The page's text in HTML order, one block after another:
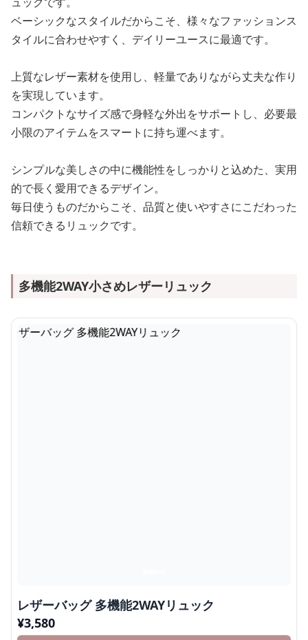
ベーシックなスタイルだからこそ、様々なファッションス
タイルに合わせやすく、デイリーユースに最適です。
上質なレザー素材を使用し、軽量でありながら丈夫な作り
を実現しています。
コンパクトなサイズ感で身軽な外出をサポートし、必要最
小限のアイテムをスマートに持ち運べます。
シンプルな美しさの中に機能性をしっかりと込めた、実用
的で長く愛用できるデザイン。
毎日使うものだからこそ、品質と使いやすさにこだわった
信頼できるリュックです。
多機能2WAY小さめレザーリュック
レザーバッグ 多機能2WAYリュック
¥3,580